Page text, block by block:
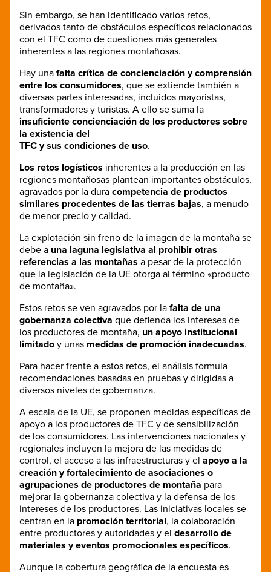
Sin embargo, se han identificado varios retos,
derivados tanto de obstáculos específicos relacionados
con el TFC como de cuestiones más generales
inherentes a las regiones montañosas.
Hay una falta crítica de concienciación y comprensión
entre los consumidores, que se extiende también a
diversas partes interesadas, incluidos mayoristas,
transformadores y turistas. A ello se suma la
insuficiente concienciación de los productores sobre
la existencia del
TFC y sus condiciones de uso.
Los retos logísticos inherentes a la producción en las
regiones montañosas plantean importantes obstáculos,
agravados por la dura competencia de productos
similares procedentes de las tierras bajas, a menudo
de menor precio y calidad.
La explotación sin freno de la imagen de la montaña se
debe a una laguna legislativa al prohibir otras
referencias a las montañas a pesar de la protección
que la legislación de la UE otorga al término «producto
de montaña».
Estos retos se ven agravados por la falta de una
gobernanza colectiva que defienda los intereses de
los productores de montaña, un apoyo institucional
limitado y unas medidas de promoción inadecuadas.
Para hacer frente a estos retos, el análisis formula
recomendaciones basadas en pruebas y dirigidas a
diversos niveles de gobernanza.
A escala de la UE, se proponen medidas específicas de
apoyo a los productores de TFC y de sensibilización
de los consumidores. Las intervenciones nacionales y
regionales incluyen la mejora de las medidas de
control, el acceso a las infraestructuras y el apoyo a la
creación y fortalecimiento de asociaciones o
agrupaciones de productores de montaña para
mejorar la gobernanza colectiva y la defensa de los
intereses de los productores. Las iniciativas locales se
centran en la promoción territorial, la colaboración
entre productores y autoridades y el desarrollo de
materiales y eventos promocionales específicos.
Aunque la cobertura geográfica de la encuesta es